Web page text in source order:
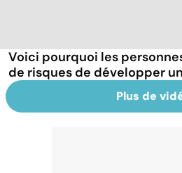
Voici pourquoi les
de risques de développer
Plus de